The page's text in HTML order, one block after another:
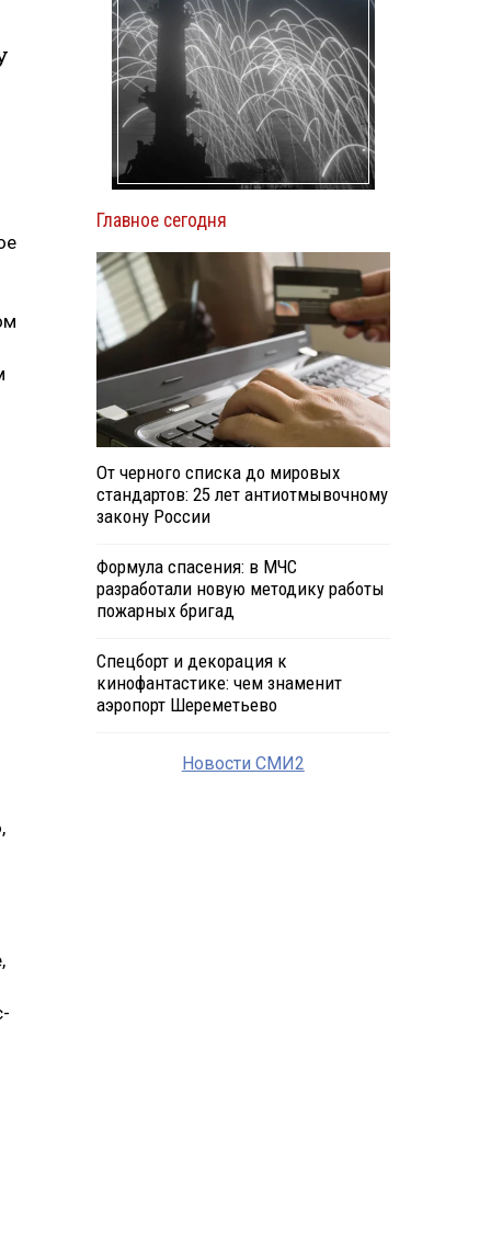
Главное сегодня
От черного списка до мировых
стандартов: 25 лет антиотмывочному
закону России
Формула спасения: в МЧС
разработали новую методику работы
пожарных бригад
Спецборт и декорация к
кинофантастике: чем знаменит
аэропорт Шереметьево
Новости СМИ2